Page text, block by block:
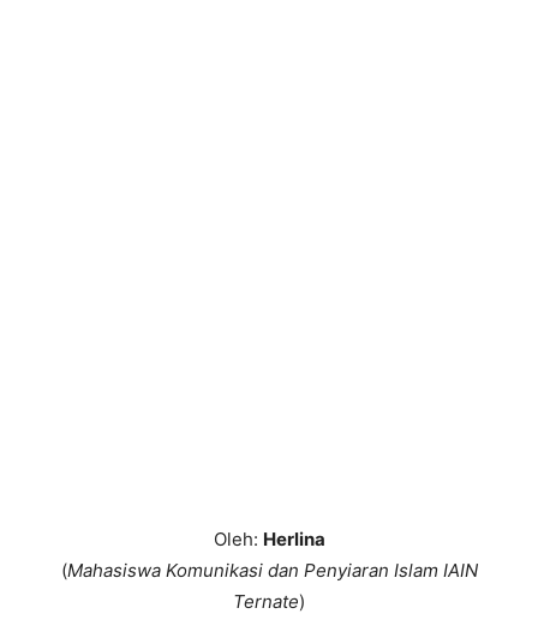
Oleh: Herlina
(Mahasiswa Komunikasi dan Penyiaran Islam IAIN
Ternate)